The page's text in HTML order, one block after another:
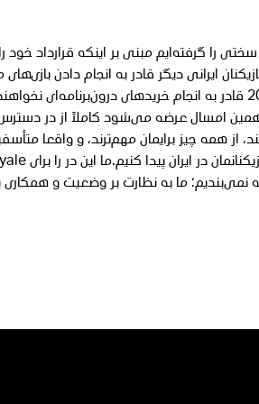
2020 قادر به انجام خریدهای درون‌برنامه‌ای
امسال عرضه می‌شود کاملاً از در دسترس
از همه چیز برایمان مهم‌ترند، و واقعا
ما به نظارت بر وضعیت و همکاری